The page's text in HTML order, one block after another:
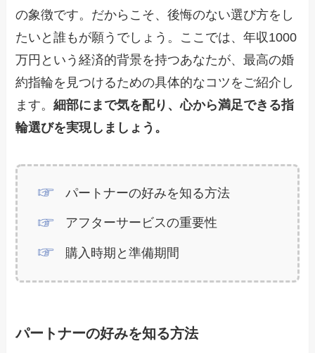
の象徴です。だからこそ、後悔のない選び方をし
たいと誰もが願うでしょう。ここでは、年収1000
万円という経済的背景を持つあなたが、最高の婚
約指輪を見つけるための具体的なコツをご紹介し
ます。細部にまで気を配り、心から満足できる指
輪選びを実現しましょう。
パートナーの好みを知る方法
アフターサービスの重要性
購入時期と準備期間
パートナーの好みを知る方法